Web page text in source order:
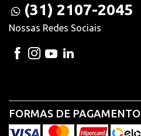
(31) 2107-2045
Nossas Redes Sociais
FORMAS DE PAGAMENTO